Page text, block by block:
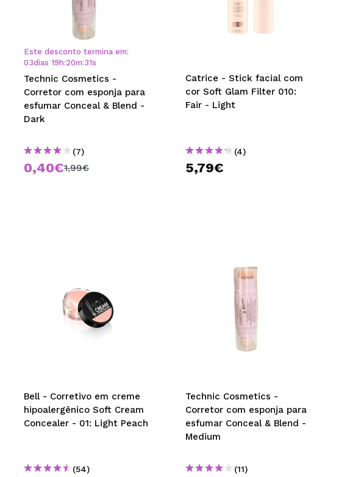
Este desconto termina em:
03dias 19 h:20m:30s
Technic Cosmetics -
Corretor com esponja para
esfumar Conceal & Blend -
Dark
(7)
0,40€1,99€
Catrice - Stick facial com
cor Soft Glam Filter 010:
Fair - Light
(4)
5,79€
Bell - Corretivo em creme
hipoalergênico Soft Cream
Concealer - 01: Light Peach
(54)
Technic Cosmetics -
Corretor com esponja para
esfumar Conceal & Blend -
Medium
(11)